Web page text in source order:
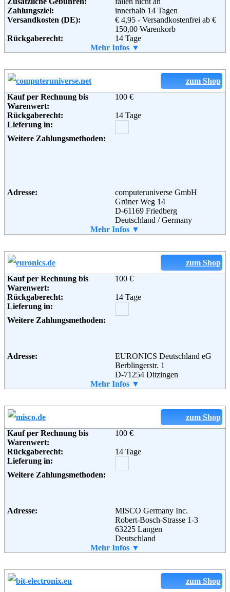
Adresse:
Plus Online GmbH
Wissollstraße 5 - 43
45478 Mülheim an der Ruhr
+49 (0) 208 - 882290
Informationen:
Zahlungsziel:
innerhalb 14 Tagen
Versandkosten (DE):
€ 4,95 - Versandkostenfrei ab €
150,00 Warenkorb
Rückgaberecht:
14 Tage
Ja
Weitere Zahlungsmethoden:
Adresse:
Re-In Retail International GmbH
90409 Nürnberg
AGB
Mehr Infos ▼
zum Shop
Kauf per Rechnung bis
Warenwert:
100 €
Rückgaberecht:
14 Tage
Lieferung in:
Weitere Zahlungsmethoden:
Adresse:
computeruniverse GmbH
Grüner Weg 14
D-61169 Friedberg
Deutschland / Germany
06031/7910-0
Soziale Kanäle:
Mehr Infos ▼
zum Shop
Kauf per Rechnung bis
Warenwert:
100 €
Rückgaberecht:
14 Tage
Lieferung in:
Weitere Zahlungsmethoden:
Adresse:
EURONICS Deutschland eG
Berblingerstr. 1
D-71254 Ditzingen
0 71 56 - 93 30
Soziale Kanäle:
Weiterführende
Informationen:
Blog
Mehr Infos ▼
zum Shop
Kauf per Rechnung bis
Warenwert:
100 €
Rückgaberecht:
14 Tage
Lieferung in:
Weitere Zahlungsmethoden:
Adresse:
MISCO Germany Inc.
Robert-Bosch-Strasse 1-3
63225 Langen
Deutschland
+49 (0)6103 305 0
Soziale Kanäle:
Mehr Infos ▼
zum Shop